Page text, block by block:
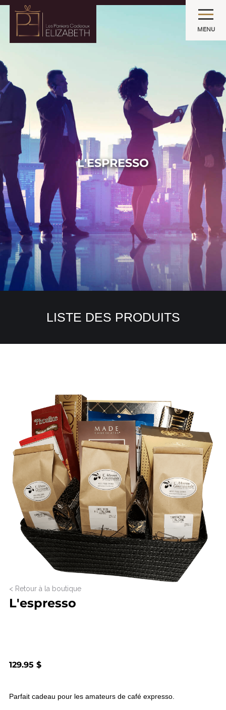
L'ESPRESSO
MENU
LISTE DES PRODUITS
< Retour à la boutique
L'espresso
129.95 $
Parfait cadeau pour les amateurs de café expresso.